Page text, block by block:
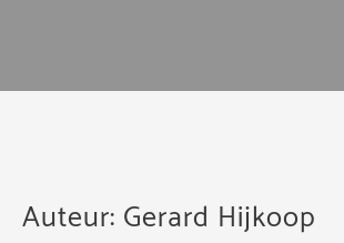
Auteur: Gerard Hijkoop